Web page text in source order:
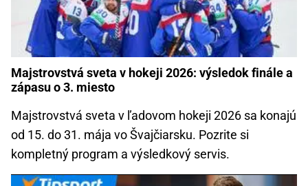
Majstrovstvá sveta v hokeji 2026: výsledok finále a
zápasu o 3. miesto
Majstrovstvá sveta v ľadovom hokeji 2026 sa konajú
od 15. do 31. mája vo Švajčiarsku. Pozrite si
kompletný program a výsledkový servis.